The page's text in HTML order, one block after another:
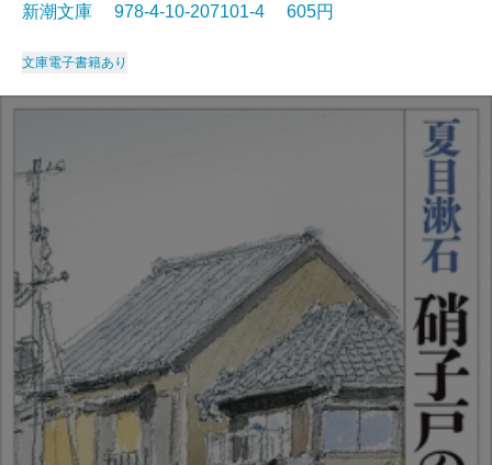
新潮文庫 978-4-10-207101-4 605円
文庫電子書籍あり